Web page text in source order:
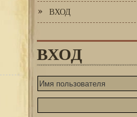
ВХОД
ВХОД